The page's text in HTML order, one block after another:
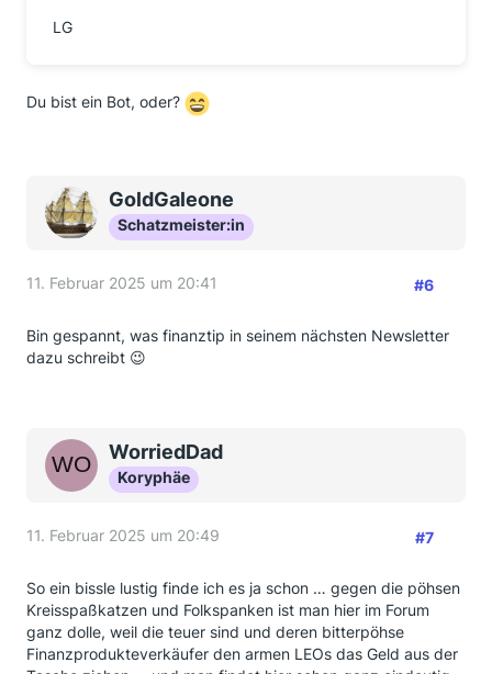
LG
Du bist ein Bot, oder?
GoldGaleone
Schatzmeister:in
11. Februar 2025 um 20:41 #6
Bin gespannt, was finanztip in seinem nächsten Newsletter
dazu schreibt 😉
WorriedDad
Koryphäe
11. Februar 2025 um 20:49 #7
So ein bissle lustig finde ich es ja schon … gegen die pöhsen
Kreisspaßkatzen und Folkspanken ist man hier im Forum
ganz dolle, weil die teuer sind und deren bitterpöhse
Finanzprodukteverkäufer den armen LEOs das Geld aus der